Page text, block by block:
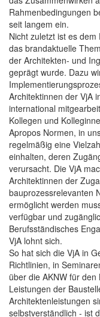
Rahmenbedingungen
seit langem ein.
Nicht zuletzt ist es
das brandaktuelle
der Architekten- und
geprägt wurde. Dazu
Architektinnen der VjA
international
Kollegen und
Apropos Normen, in
regelmäßig eine
einhalten, deren
verursacht. Die VjA
Architektinnen der
bauprozessrelevanten
ermöglicht werden
verfügbar und
Berufsständisches
VjA lohnt sich.
So hat sich die VjA in
Richtlinien, in
über die AKNW für
Leistungen der
Architektenleistungen
selbstverständlich - ist